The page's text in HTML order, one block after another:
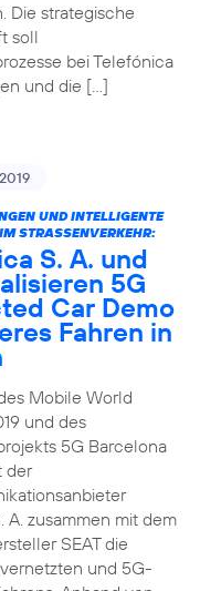
Die strategische
soll
bei Telefónica
und die […]
UND INTELLIGENTE
STRASSENVERKEHR:
S. A. und
5G
Car Demo
Fahren in
Mobile World
und des
5G Barcelona
der
A. zusammen mit dem
SEAT die
und 5G-